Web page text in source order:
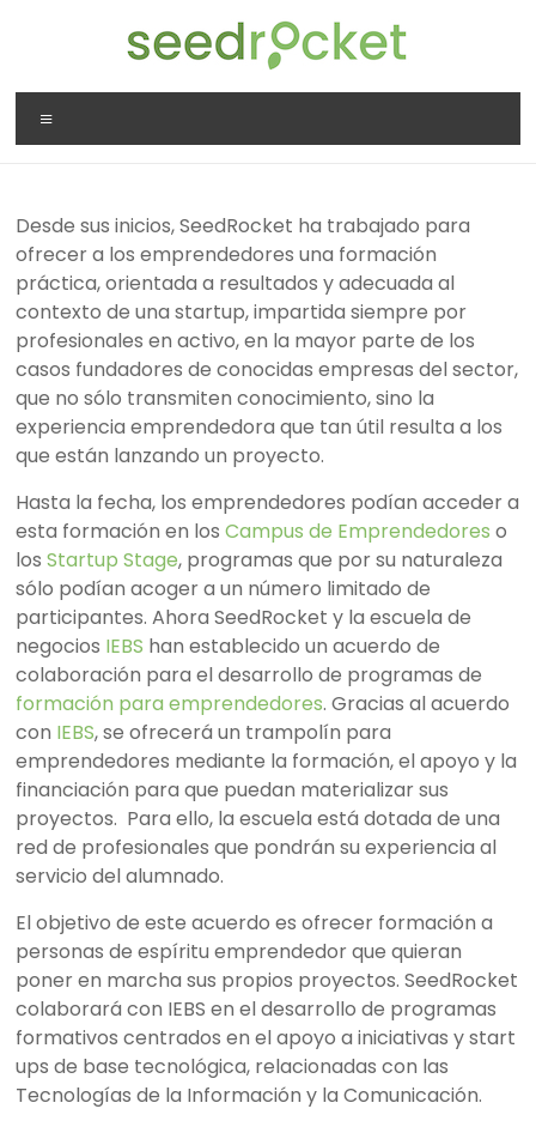
SeedRocket
La
que
nació
en
España
para
startups
TIC
en
fase
inicial
Desde sus inicios, SeedRocket ha trabajado para
ofrecer a los emprendedores una formación
práctica, orientada a resultados y adecuada al
contexto de una startup, impartida siempre por
profesionales en activo, en la mayor parte de los
casos fundadores de conocidas empresas del sector,
que no sólo transmiten conocimiento, sino la
experiencia emprendedora que tan útil resulta a los
que están lanzando un proyecto.
Hasta la fecha, los emprendedores podían acceder a
esta formación en losCampus de Emprendedores o
losStartup Stage, programas que por su naturaleza
sólo podían acoger a un número limitado de
participantes. Ahora SeedRocket y la escuela de
negocios IEBS han establecido un acuerdo de
colaboración para el desarrollo de programas de
formación para emprendedores. Gracias al acuerdo
con IEBS, se ofrecerá un trampolín para
emprendedores mediante la formación, el apoyo y la
financiación para que puedan materializar sus
proyectos. Para ello, la escuela está dotada de una
red de profesionales que pondrán su experiencia al
servicio del alumnado.
El objetivo de este acuerdo es ofrecer formación a
personas de espíritu emprendedor que quieran
poner en marcha sus propios proyectos. SeedRocket
colaborará con IEBS en el desarrollo de programas
formativos centrados en el apoyo a iniciativas y start
ups de base tecnológica, relacionadas con las
Tecnologías de la Información y la Comunicación.